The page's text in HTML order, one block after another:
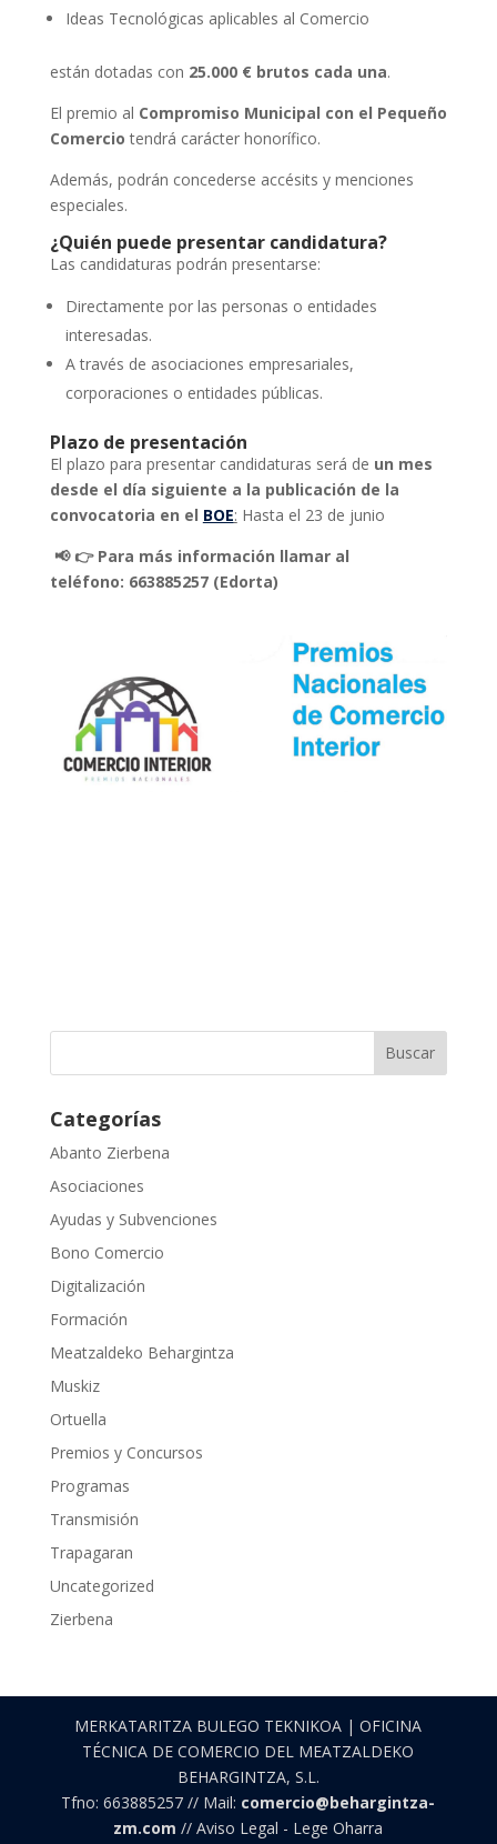
Ideas Tecnológicas aplicables al Comercio
están dotadas con 25.000 € brutos cada una.
El premio al Compromiso Municipal con el Pequeño
Comercio tendrá carácter honorífico.
Además, podrán concederse accésits y menciones
especiales.
¿Quién puede presentar candidatura?
Las candidaturas podrán presentarse:
Directamente por las personas o entidades
interesadas.
A través de asociaciones empresariales,
corporaciones o entidades públicas.
Plazo de presentación
El plazo para presentar candidaturas será de un mes
desde el día siguiente a la publicación de la
convocatoria en el BOE: Hasta el 23 de junio
📢 👉 Para más información llamar al
teléfono: 663885257 (Edorta)
Categorías
Abanto Zierbena
Asociaciones
Ayudas y Subvenciones
Bono Comercio
Digitalización
Formación
Meatzaldeko Behargintza
Muskiz
Ortuella
Premios y Concursos
Programas
Transmisión
Trapagaran
Uncategorized
Zierbena
MERKATARITZA BULEGO TEKNIKOA | OFICINA
TÉCNICA DE COMERCIO DEL MEATZALDEKO
BEHARGINTZA, S.L.
Tfno: 663885257 // Mail: comercio@behargintza-
zm.com // Aviso Legal - Lege Oharra